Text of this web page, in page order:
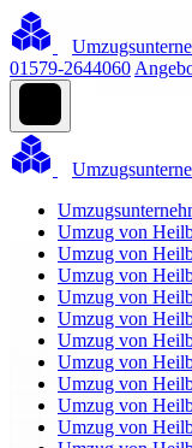
01579-2644060
Umzug von
Umzug von
Umzug von
Umzug von
Umzug von
Umzug von
Umzug von
Umzug von
Umzug von
Umzug von